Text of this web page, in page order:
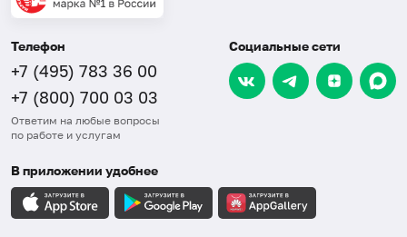
Телефон
+7 (495) 783 36 00
+7 (800) 700 03 03
Ответим на любые вопросы
по работе и услугам
Социальные сети
В приложении удобнее